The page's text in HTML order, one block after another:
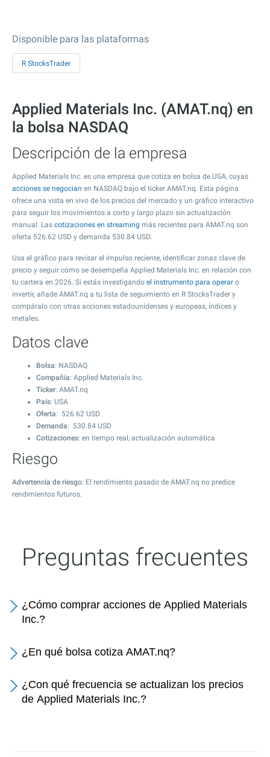
Disponible para las plataformas
R StocksTrader
Applied Materials Inc. (AMAT.nq) en
la bolsa NASDAQ
Descripción de la empresa
Applied Materials Inc. es una empresa que cotiza en bolsa de USA, cuyas
acciones se negocian en NASDAQ bajo el ticker AMAT.nq. Esta página
ofrece una vista en vivo de los precios del mercado y un gráfico interactivo
para seguir los movimientos a corto y largo plazo sin actualización
manual. Las cotizaciones en streaming más recientes para AMAT.nq son
oferta 526.62 USD y demanda 530.84 USD.
Usa el gráfico para revisar el impulso reciente, identificar zonas clave de
precio y seguir cómo se desempeña Applied Materials Inc. en relación con
tu cartera en 2026. Si estás investigando el instrumento para operar o
invertir, añade AMAT.nq a tu lista de seguimiento en R StocksTrader y
compáralo con otras acciones estadounidenses y europeas, índices y
metales.
Datos clave
Bolsa: NASDAQ
Compañía: Applied Materials Inc.
Ticker: AMAT.nq
País: USA
Oferta: 526.62 USD
Demanda: 530.84 USD
Cotizaciones: en tiempo real, actualización automática
Riesgo
Advertencia de riesgo: El rendimiento pasado de AMAT.nq no predice
rendimientos futuros.
Preguntas frecuentes
¿Cómo comprar acciones de Applied Materials
Inc.?
¿En qué bolsa cotiza AMAT.nq?
¿Con qué frecuencia se actualizan los precios
de Applied Materials Inc.?